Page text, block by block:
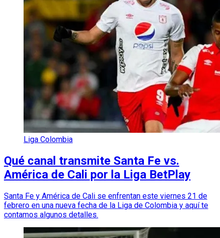
Liga Colombia
Qué canal transmite Santa Fe vs.
América de Cali por la Liga BetPlay
Santa Fe y América de Cali se enfrentan este viernes 21 de
febrero en una nueva fecha de la Liga de Colombia y aquí te
contamos algunos detalles.